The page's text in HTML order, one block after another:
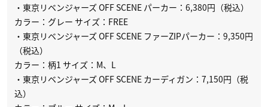
・東京リベンジャーズ OFF SCENE パーカー：6,380円（税込）
カラー：グレー サイズ：FREE
・東京リベンジャーズ OFF SCENE ファーZIPパーカー：9,350円
（税込）
カラー：柄1 サイズ：M、L
・東京リベンジャーズ OFF SCENE カーディガン：7,150円（税
込）